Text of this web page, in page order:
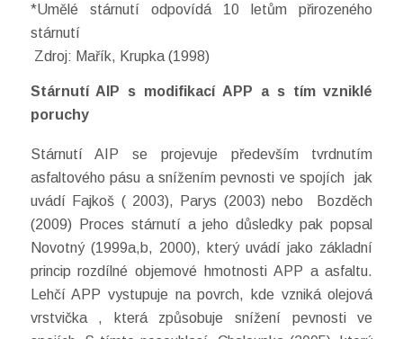
*Umělé stárnutí odpovídá 10 letům přirozeného
stárnutí
Zdroj: Mařík, Krupka (1998)
Stárnutí AIP s modifikací APP a s tím vzniklé
poruchy
Stárnutí AIP se projevuje především tvrdnutím
asfaltového pásu a snížením pevnosti ve spojích jak
uvádí Fajkoš ( 2003), Parys (2003) nebo Bozděch
(2009) Proces stárnutí a jeho důsledky pak popsal
Novotný (1999a,b, 2000), který uvádí jako základní
princip rozdílné objemové hmotnosti APP a asfaltu.
Lehčí APP vystupuje na povrch, kde vzniká olejová
vrstvička , která způsobuje snížení pevnosti ve